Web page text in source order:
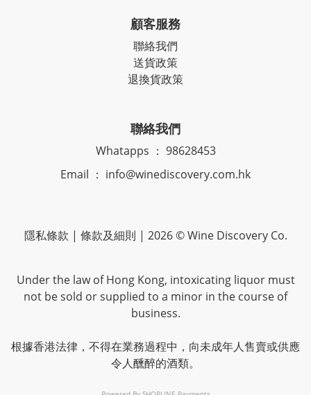
顧客服務
聯絡我們
送貨政策
退換貨政策
聯絡我們
Whatapps ： 98628453
Email ： info@winediscovery.com.hk
隱私條款 | 條款及細則 | 2026 © Wine Discovery Co.
Under the law of Hong Kong, intoxicating liquor must
not be sold or supplied to a minor in the course of
business.
根據香港法律，不得在業務過程中，向未成年人售賣或供應
令人醺醉的酒類。